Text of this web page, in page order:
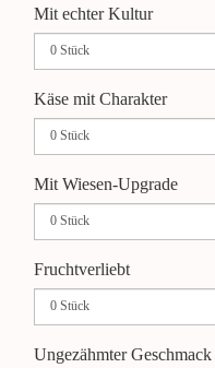
Mit echter Kultur
Käse mit Charakter
Mit Wiesen-Upgrade
Fruchtverliebt
Ungezähmter Geschmack